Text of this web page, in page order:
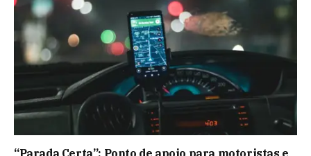
“Parada Certa”: Ponto de apoio para motoristas e